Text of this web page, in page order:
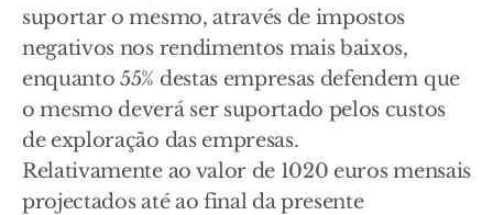
suportar o mesmo, através de impostos
negativos nos rendimentos mais baixos,
enquanto 55% destas empresas defendem que
o mesmo deverá ser suportado pelos custos
de exploração das empresas.
Relativamente ao valor de 1020 euros mensais
projectados até ao final da presente